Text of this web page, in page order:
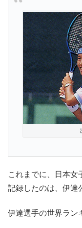
これまでに、日本女
記録したのは、伊達
伊達選手の世界ラン